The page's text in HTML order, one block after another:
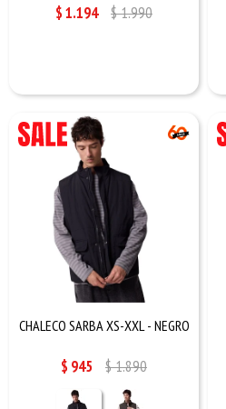
$1.194 $1.990
CHALECO SARBA XS-XXL - NEGRO
$ 945 $1.890